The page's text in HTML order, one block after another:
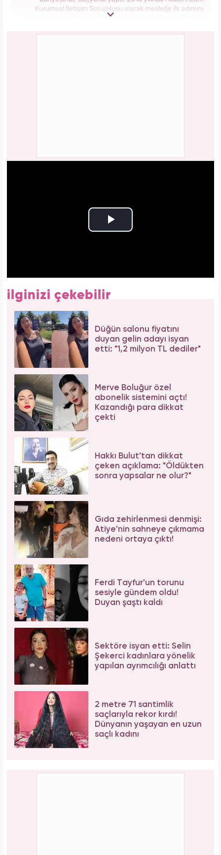
Kurumsal İletişim Sorumlusu olarak mesleğe ilk adımını
atarak sonrasında İçerik Editörü ve Sosyal Medya Uzmanı
Kadın Sitesinde önce Haber Editörü sonrasında Haber Şefi
ilginizi çekebilir
Düğün salonu fiyatını
duyan gelin adayı isyan
etti: "1,2 milyon TL dediler"
Merve Boluğur özel
abonelik sistemini açtı!
Kazandığı para dikkat
çekti
Hakkı Bulut'tan dikkat
çeken açıklama: "Öldükten
sonra yapsalar ne olur?"
Gıda zehirlenmesi denmişi:
Atiye'nin sahneye çıkmama
nedeni ortaya çıktı!
Ferdi Tayfur'un torunu
sesiyle gündem oldu!
Duyan şaştı kaldı
Sektöre isyan etti: Selin
Şekerci kadınlara yönelik
yapılan ayrımcılığı anlattı
2 metre 71 santimlik
saçlarıyla rekor kırdı!
Dünyanın yaşayan en uzun
saçlı kadını